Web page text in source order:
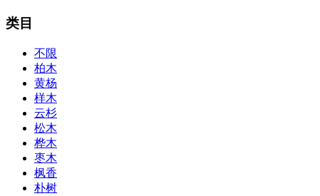
类目
不限
柏木
黄杨
样木
云杉
松木
桦木
枣木
枫香
朴树